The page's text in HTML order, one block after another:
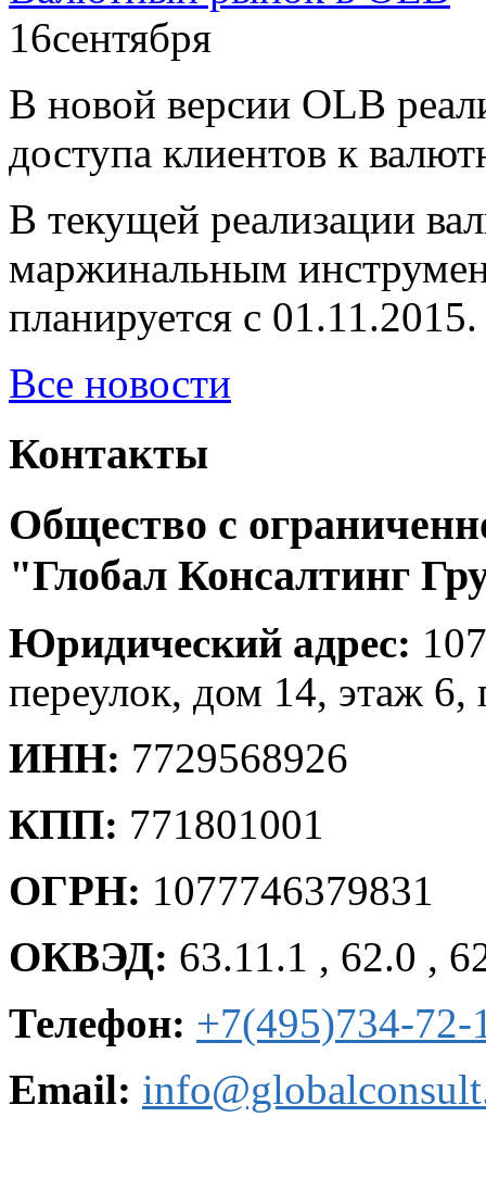
16сентября
В новой версии OLB
доступа клиентов к
В текущей реализации
маржинальным
планируется с 01.11.2015.
Все новости
Контакты
Общество с
"Глобал Консалтинг
Юридический адрес:
переулок, дом 14, этаж
ИНН: 7729568926
КПП: 771801001
ОГРН: 1077746379831
ОКВЭД: 63.11.1 , 62.0 ,
Телефон: +7(495)734-72-
Email: